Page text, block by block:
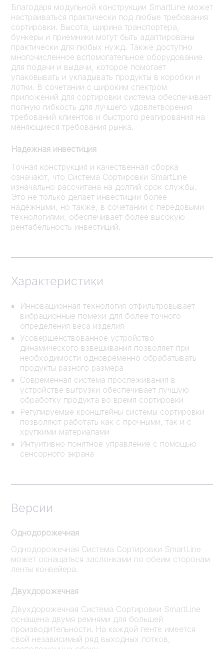
Благодаря модульной конструкции SmartLine может
настраиваться практически под любые требования
сортировки. Высота, ширина транспортера,
бункеры и приемники могут быть адаптированы
практически для любых нужд. Также доступно
многочисленное вспомогательное оборудование
для подачи и выдачи, которое помогает
упаковывать и укладывать продукты в коробки и
лотки. В сочетании с широким спектром
приложений для сортировки система обеспечивает
полную гибкость для лучшего удовлетворения
требований клиентов и быстрого реагирования на
меняющиеся требования рынка.
Надежная инвестиция
Точная конструкция и качественная сборка
означают, что Система Сортировки SmartLine
изначально рассчитана на долгий срок службы.
Это не только делает инвестиции более
надежными, но также, в сочетании с передовыми
технологиями, обеспечивает более высокую
рентабельность инвестиций.
Характеристики
Инновационная технология отфильтровывает
вибрационные помехи для более точного
определения веса изделия
Усовершенствованное устройство
динамического взвешивания позволяет при
необходимости одновременно обрабатывать
продукты разного размера
Современная система прослеживания в
устройстве выгрузки обеспечивает лучшую
обработку продукта во время сортировки
Регулируемые кронштейны системы сортировки
позволяют работать как с прочными, так и с
хрупкими материалами
Интуитивно понятное управление с помощью
сенсорного экрана
Версии
Однодорожечная
Однодорожечная Система Сортировки SmartLine
может оснащаться заслонками по обеим сторонам
ленты конвейера.
Двухдорожечная
Двухдорожечная Система Сортировки SmartLine
оснащена двумя ремнями для большей
производительности. На каждой ленте имеется
свой независимый ряд выходных лотков,